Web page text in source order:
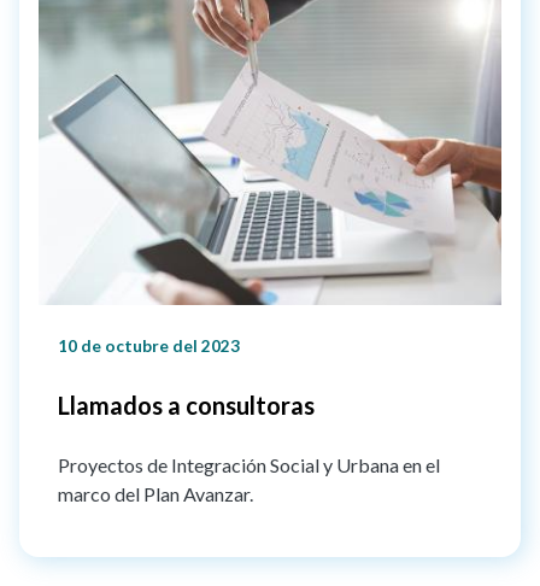
10 de octubre del 2023
Llamados a consultoras
Proyectos de Integración Social y Urbana en el
marco del Plan Avanzar.